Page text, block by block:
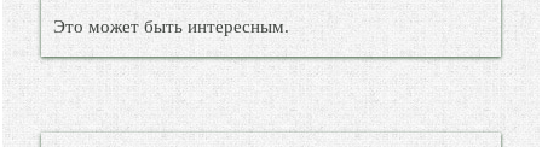
Это может быть интересным.